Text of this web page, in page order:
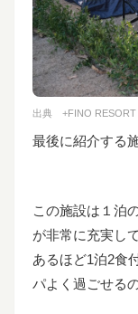
出典 +FINO RESORT
最後に紹介する
この施設は１泊
が非常に充実し
あるほど1泊2食
パよく過ごせる